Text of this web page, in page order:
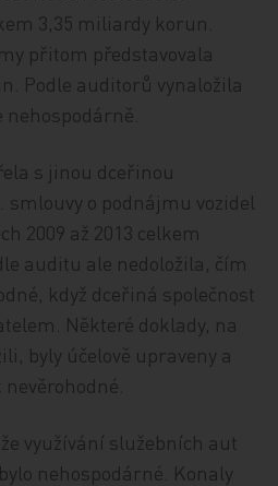
3,35 miliardy korun.
přitom představovala
Podle auditorů vynaložila
s jinou dceřinou
smlouvy o podnájmu vozidel
2009 až 2013 celkem
auditu ale nedoložila, čím
když dceřiná společnost
Některé doklady, na
byly účelově upraveny a
využívání služebních aut
nehospodárné. Konaly